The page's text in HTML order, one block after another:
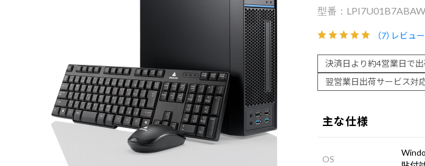
（7）レビュ
決済日より約4営業日で
翌営業日出荷サービス対
主な仕様
OS